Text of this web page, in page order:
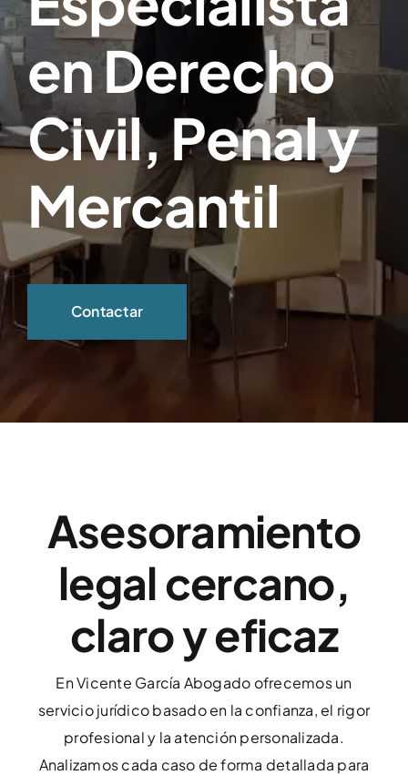
en Derecho
Civil, Penal y
Mercantil
Contactar
Asesoramiento
legal cercano,
claro y eficaz
En Vicente García Abogado ofrecemos un
servicio jurídico basado en la confianza, el rigor
profesional y la atención personalizada.
Analizamos cada caso de forma detallada para